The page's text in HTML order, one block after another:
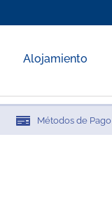
Alojamiento
Métodos de Pago